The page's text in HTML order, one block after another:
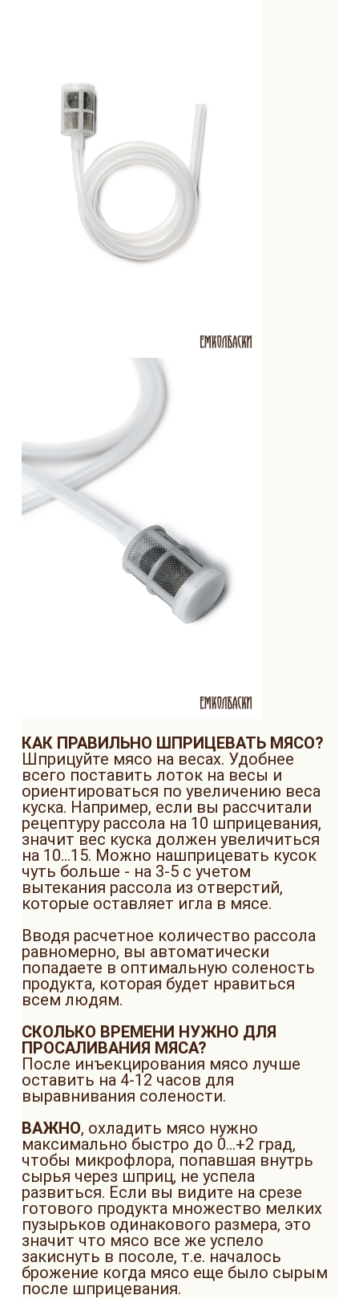
КАК ПРАВИЛЬНО ШПРИЦЕВАТЬ МЯСО?
Шприцуйте мясо на весах. Удобнее
всего поставить лоток на весы и
ориентироваться по увеличению веса
куска. Например, если вы рассчитали
рецептуру рассола на 10 шприцевания,
значит вес куска должен увеличиться
на 10...15. Можно нашприцевать кусок
чуть больше - на 3-5 с учетом
вытекания рассола из отверстий,
которые оставляет игла в мясе.
Вводя расчетное количество рассола
равномерно, вы автоматически
попадаете в оптимальную соленость
продукта, которая будет нравиться
всем людям.
СКОЛЬКО ВРЕМЕНИ НУЖНО ДЛЯ
ПРОСАЛИВАНИЯ МЯСА?
После инъекцирования мясо лучше
оставить на 4-12 часов для
выравнивания солености.
ВАЖНО, охладить мясо нужно
максимально быстро до 0...+2 град,
чтобы микрофлора, попавшая внутрь
сырья через шприц, не успела
развиться. Если вы видите на срезе
готового продукта множество мелких
пузырьков одинакового размера, это
значит что мясо все же успело
закиснуть в посоле, т.е. началось
брожение когда мясо еще было сырым
после шприцевания.